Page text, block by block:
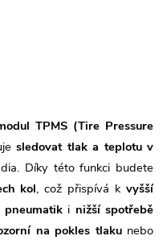
TPMS (Tire Pressure
sledovat tlak a teplotu v
Díky této funkci budete
kol, což přispívá k vyšší
i nižší spotřebě
na pokles tlaku nebo